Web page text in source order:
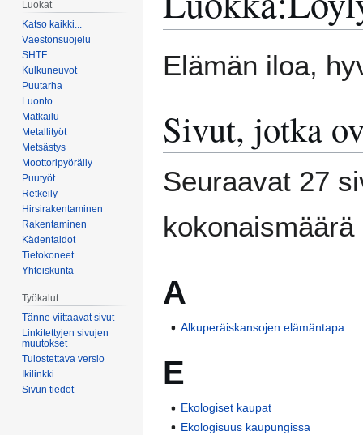
navigaatioon
hakuun
Elämän iloa,
Sivut, jotka
Seuraavat 27
A
Alkuperäiskansojen elämäntapa
E
Ekologiset kaupat
Ekologisuus kaupungissa
Luokat
Katso kaikki...
Väestönsuojelu
SHTF
Kulkuneuvot
Puutarha
Luonto
Matkailu
Metallityöt
Metsästys
Moottoripyöräily
Puutyöt
Retkeily
Hirsirakentaminen
Rakentaminen
Kädentaidot
Tietokoneet
Yhteiskunta
Työkalut
Tänne viittaavat sivut
Linkitettyjen sivujen
muutokset
Tulostettava versio
Ikilinkki
Sivun tiedot